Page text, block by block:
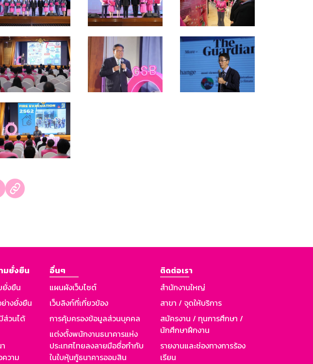
มยั่งยืน
งยืน
างยั่งยืน
ส่วนได้
วาม
อื่นๆ
แผนผังเว็บไซต์
เว็บลิงก์ที่เกี่ยวข้อง
การคุ้มครองข้อมูลส่วนบุคคล
แต่งตั้งพนักงานธนาคารแห่ง
ประเทศไทยลงลายมือชื่อกำกับ
ในใบหุ้นกู้ธนาคารออมสิน
ติดต่อเรา
สำนักงานใหญ่
สาขา / จุดให้บริการ
สมัครงาน / ทุนการศึกษา /
นักศึกษาฝึกงาน
รายงานและช่องทางการร้อง
เรียน